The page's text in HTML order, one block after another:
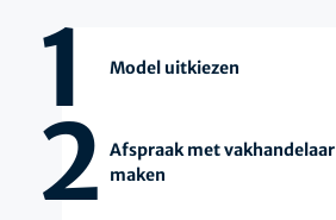
1 Model uitkiezen
2 Afspraak met vakhandelaar
maken